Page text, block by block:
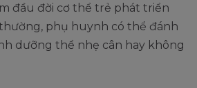
đầu đời cơ thể trẻ phát triển
phụ huynh có thể đánh
dưỡng thể nhẹ cân hay không